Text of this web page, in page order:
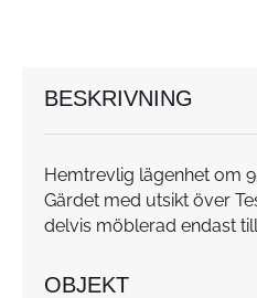
BESKRIVNING
Hemtrevlig lägenhet om
Gärdet med utsikt över
delvis möblerad endast
OBJEKT